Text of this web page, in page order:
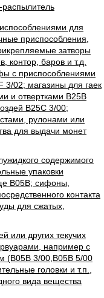
для
приспособления,
затворы
контор, баров и т.д.
с приспособлениями
3/02; магазины для гаек
и отвертками B25B
B25C 3/00;
рулонами или
для выдачи монет
содержимого
упаковки
B05B; сифоны,
контакта
для сжатых,
или других текучих
например с
(B05B 3/00,B05B 5/00
головки и т.п.,
вида вещества